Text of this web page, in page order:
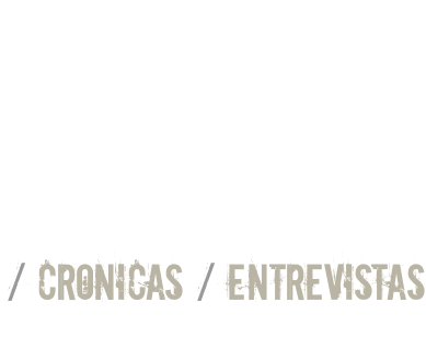
/ CRONICAS /ENTREVISTAS